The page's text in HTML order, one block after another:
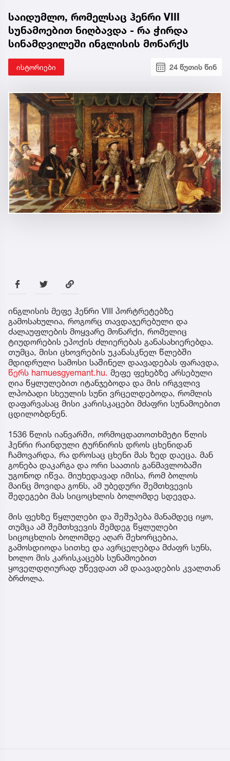
საიდუმლო, რომელსაც ჰენრი VIII
სუნამოებით ნიღბავდა - რა ჭირდა
სინამდვილეში ინგლისის მონარქს
ისტორიები 24 წუთის წინ
ინგლისის მეფე ჰენრი VIII პორტრეტებზე
გამოსახულია, როგორც თავდაჯერებული და
ძალაუფლების მოყვარე მონარქი, რომელიც
ტიუდორების ეპოქის ძლიერებას განასახიერებდა.
თუმცა, მისი ცხოვრების უკანასკნელ წლებში
მდიდრული სამოსი საშინელ დაავადებას ფარავდა,
წერს hamuesgyemant.hu. მეფე ფეხებზე არსებული
ღია წყლულებით იტანჯებოდა და მის ირგვლივ
ლპობადი სხეულის სუნი ვრცელდებოდა, რომლის
დაფარვასაც მისი კარისკაცები მძაფრი სუნამოებით
ცდილობდნენ.
1536 წლის იანვარში, ორმოცდათოთხმეტი წლის
ჰენრი რაინდული ტურნირის დროს ცხენიდან
ჩამოვარდა, რა დროსაც ცხენი მას ზედ დაეცა. მან
გონება დაკარგა და ორი საათის განმავლობაში
უგონოდ იწვა. მიუხედავად იმისა, რომ ბოლოს
მაინც მოვიდა გონს, ამ უბედური შემთხვევის
შედეგები მას სიცოცხლის ბოლომდე სდევდა.
მის ფეხზე წყლულები და შეშუპება მანამდეც იყო,
თუმცა ამ შემთხვევის შემდეგ წყლულები
სიცოცხლის ბოლომდე აღარ შეხორცებია,
გამოსდიოდა სითხე და ავრცელებდა მძაფრ სუნს,
ხოლო მის კარისკაცებს სუნამოებით
ყოველდღიურად უწევდათ ამ დაავადების კვალთან
ბრძოლა.